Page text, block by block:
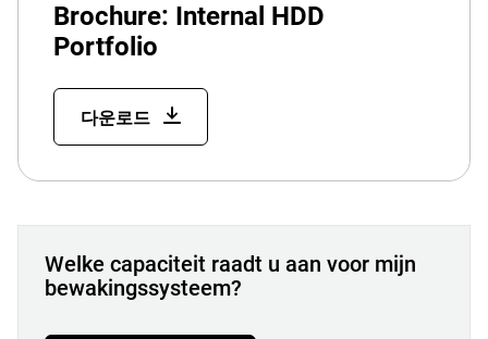
Brochure: Internal HDD
Portfolio
다운로드
Welke capaciteit raadt u aan voor mijn
bewakingssysteem?